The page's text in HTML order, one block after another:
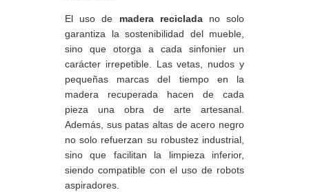
El uso de madera recicladano solo
garantiza la sostenibilidad del mueble,
sino que otorga a cada sinfonier un
carácter irrepetible. Las vetas, nudos y
pequeñas marcas del tiempo en la
madera recuperada hacen de cada
pieza una obra de arte artesanal.
Además, sus patas altas de acero negro
no solo refuerzan su robustez industrial,
sino que facilitan la limpieza inferior,
siendo compatible con el uso de robots
aspiradores.